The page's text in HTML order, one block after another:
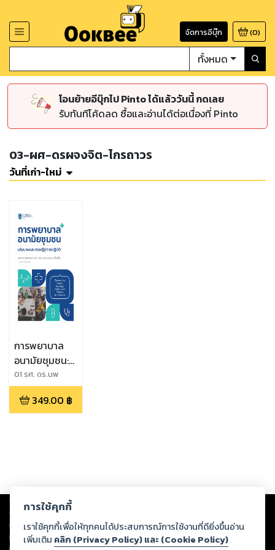
จัดการอีบุ๊ก (0)
ทั้งหมด
โอนย้ายอีบุ๊กไป Pinto ได้แล้ววันนี้ กดเลย
รับทันทีโค้ดลด ซื้อและอ่านได้ต่อเนื่องที่ Pinto
03-ผศ-ดรผจงจิต-ไกรถาวร
วันที่เก่า-ใหม่
การพยาบาล
อนามัยชุมชน:
นโยบายและ
ทฤษฎีสู่การ
ปฏิบัติ
01 รศ. ดร.นพ
วรรณ เปียซื่อ
(บรรณาธิการ),02
รศ. ดร.แสงทอง ธีร
พิมพานนท์,06 ผศ.
ดร.วรรณา สนอง
เดช,07 อ. ดร.แสง
เดือน ปิยะ
349.00 ฿
Copyright © 2026
ต่อผลงานหรือเนื้อหาใดที่อัปโหลดผ่านเว็บไซต์และปรากฏว่าละเมิดสิทธิใน
ทรัพย์สินทางปัญญาของบุคคลอื่นหรือขัดต่อกฎหมายและศีลธรรม ดังนั้น ผู้อ่าน
ทุกท่านโปรดใช้วิจารณญาณในการกลั่นกรองด้วยตนเอง และหากท่านพบว่าส่วน
การใช้คุกกี้
เราใช้คุกกี้เพื่อให้ทุกคนได้ประสบการณ์การใช้งานที่ดียิ่งขึ้นอ่าน
เพิ่มเติม คลิก (Privacy Policy) และ (Cookie Policy)